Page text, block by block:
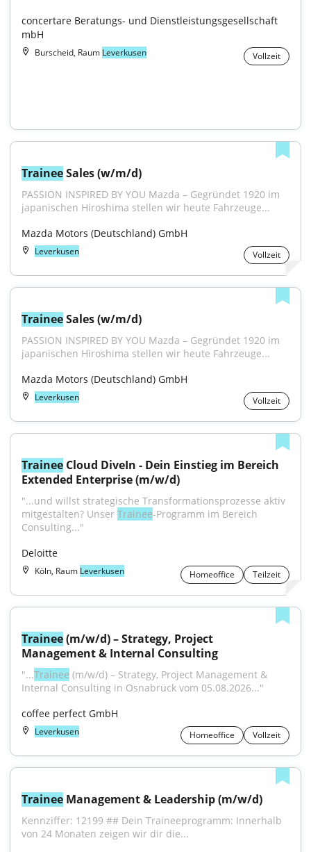
concertare Beratungs- und Dienstleistungsgesellschaft
mbH
Burscheid, Raum Leverkusen Vollzeit
Trainee Sales (w/m/d)
PASSION INSPIRED BY YOU Mazda – Gegründet 1920 im
japanischen Hiroshima stellen wir heute Fahrzeuge...
Mazda Motors (Deutschland) GmbH
Leverkusen Vollzeit
Trainee Sales (w/m/d)
PASSION INSPIRED BY YOU Mazda – Gegründet 1920 im
japanischen Hiroshima stellen wir heute Fahrzeuge...
Mazda Motors (Deutschland) GmbH
Leverkusen Vollzeit
Trainee Cloud DiveIn - Dein Einstieg im Bereich
Extended Enterprise (m/w/d)
"...und willst strategische Transformationsprozesse aktiv
mitgestalten? Unser Trainee-Programm im Bereich
Consulting..."
Deloitte
Köln, Raum Leverkusen Homeoffice Teilzeit
Trainee (m/w/d) – Strategy, Project
Management & Internal Consulting
"...Trainee (m/w/d) – Strategy, Project Management &
Internal Consulting in Osnabrück vom 05.08.2026..."
coffee perfect GmbH
Leverkusen Homeoffice Vollzeit
Trainee Management & Leadership (m/w/d)
Kennziffer: 12199 ## Dein Traineeprogramm: Innerhalb
von 24 Monaten zeigen wir dir die...